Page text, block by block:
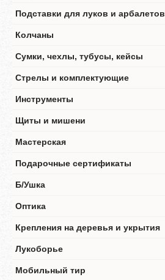
Подставки для луков и арбалетов
Колчаны
Сумки, чехлы, тубусы, кейсы
Стрелы и комплектующие
Инструменты
Щиты и мишени
Мастерская
Подарочные сертификаты
Б/Ушка
Оптика
Крепления на деревья и укрытия
Лукоборье
Мобильный тир